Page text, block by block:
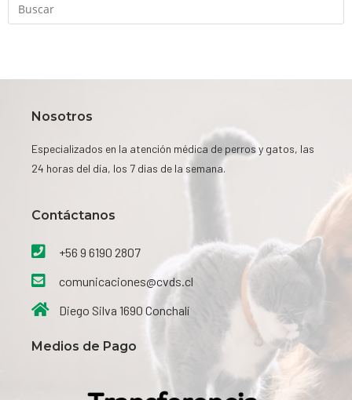
Nosotros
Especializados en la atención médica de perros y gatos, las
24 horas del día, los 7 dias de la semana.
Contáctanos​
+56 9 6190 2807
comunicaciones@cvds.cl
Diego Silva 1690 Conchalí
Medios de Pago